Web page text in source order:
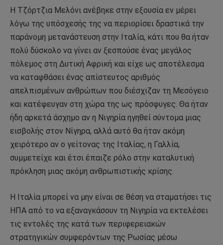
Η Τζόρτζια Μελόνι ανέβηκε στην εξουσία εν μέρει
λόγω της υπόσχεσής της να περιορίσει δραστικά την
παράνομη μετανάστευση στην Ιταλία, κάτι που θα ήταν
πολύ δύσκολο να γίνει αν ξεσπούσε ένας μεγάλος
πόλεμος στη Δυτική Αφρική και είχε ως αποτέλεσμα
να καταφθάσει ένας απίστευτος αριθμός
απελπισμένων ανθρώπων που διέσχιζαν τη Μεσόγειο
και κατέφευγαν στη χώρα της ως πρόσφυγες. Θα ήταν
ήδη αρκετά άσχημο αν η Νιγηρία ηγηθεί σύντομα μιας
εισβολής στον Νίγηρα, αλλά αυτό θα ήταν ακόμη
χειρότερο αν ο γείτονας της Ιταλίας, η Γαλλία,
συμμετείχε και έτσι έπαιζε ρόλο στην καταλυτική
πρόκληση μιας ακόμη ανθρωπιστικής κρίσης.
Η Ιταλία μπορεί να μην είναι σε θέση να σταματήσει τις
ΗΠΑ από το να εξαναγκάσουν τη Νιγηρία να εκτελέσει
τις εντολές της κατά των περιφερειακών
στρατηγικών συμφερόντων της Ρωσίας μέσω